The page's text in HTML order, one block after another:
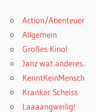
Action/Abenteuer
Allgemein
Großes Kino!
Janz wat anderes..
KenntKeinMensch
Kranker Scheiss
Laaaangweilig!